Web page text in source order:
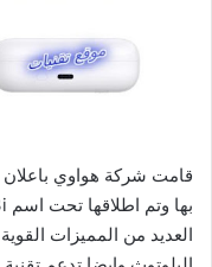
قامت شركة هواوي
العديد من المميزات